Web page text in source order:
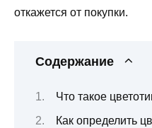
откажется от покупки.
Содержание
Что такое
Как определить